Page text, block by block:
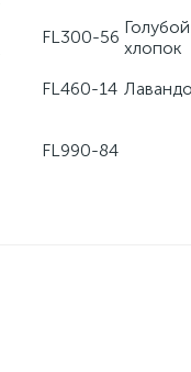
FL300-56 Голубой
хлопок
FL460-14
FL990-84